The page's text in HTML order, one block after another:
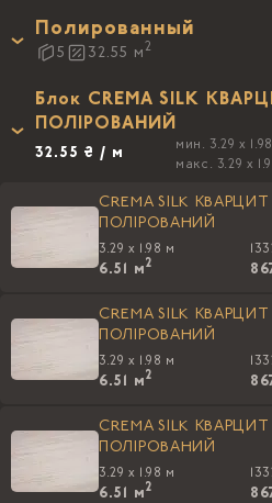
Полированный
5 32.55 м2
Блок CREMA SILK
ПОЛIРОВАНИЙ
32.55 ₴ / м
мин. 3.29 x
макс. 3.29 x
CREMA SILK КВАРЦИТ
ПОЛIРОВАНИЙ
3.29 x 1.98 м
6.51 м2
CREMA SILK КВАРЦИТ
ПОЛIРОВАНИЙ
3.29 x 1.98 м
6.51 м2
CREMA SILK КВАРЦИТ
ПОЛIРОВАНИЙ
3.29 x 1.98 м
6.51 м2